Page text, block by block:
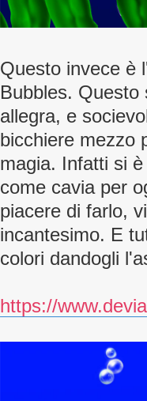
Questo invece è
Bubbles.
allegra, e
bicchiere mezzo
magia. Infatti si
come cavia per
piacere di farlo,
incantesimo. E
colori dandogli
https://